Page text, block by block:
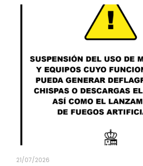
21/07/2026